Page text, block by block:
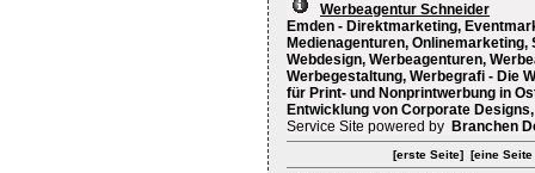
Werbeagentur Schneider
Emden - Direktmarketing,
Medienagenturen,
Webdesign, Werbeagenturen,
Werbegestaltung, Werbegrafi - Die
für Print- und Nonprintwerbung in
Entwicklung von Corporate
Service Site powered by Branchen
[erste Seite] [eine